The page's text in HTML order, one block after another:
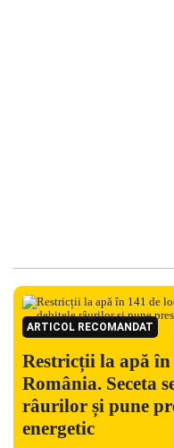
ARTICOL RECOMANDAT
Restricții la apă
România. Seceta
râurilor și pune
energetic